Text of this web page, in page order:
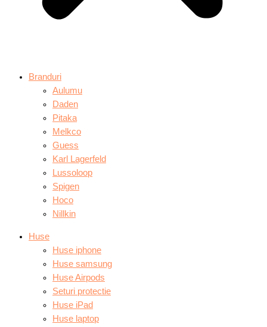
Branduri
Aulumu
Daden
Pitaka
Melkco
Guess
Karl Lagerfeld
Lussoloop
Spigen
Hoco
Nillkin
Huse
Huse iphone
Huse samsung
Huse Airpods
Seturi protectie
Huse iPad
Huse laptop